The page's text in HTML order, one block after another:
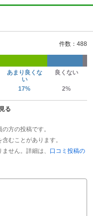
件数：488
あまり良くな
い
良くない
17% 2%
る
方の投稿です。
むことがあります。
せん。詳細は、 口コミ投稿の